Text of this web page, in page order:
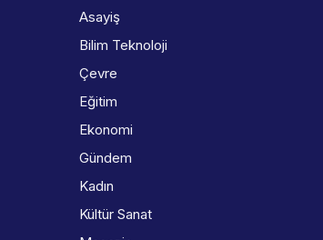
Asayiş
Bilim Teknoloji
Çevre
Eğitim
Ekonomi
Gündem
Kadın
Kültür Sanat